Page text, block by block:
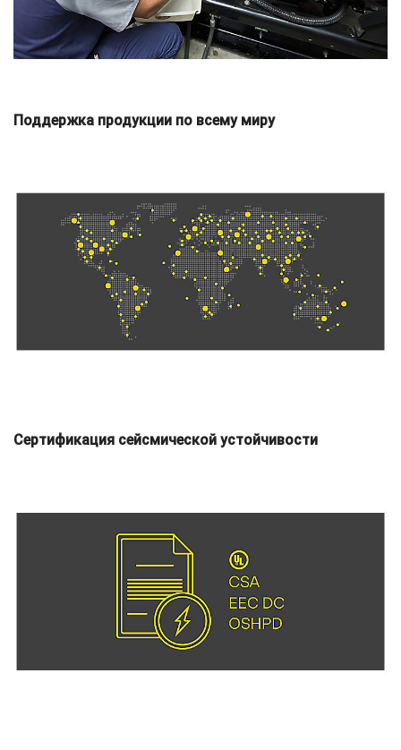
Поддержка продукции по всему миру
Сертификация сейсмической устойчивости